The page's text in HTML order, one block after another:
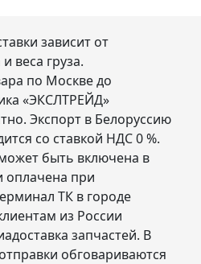
зависит от
веса груза.
по Москве до
«ЭКСЛТРЕЙД»
Экспорт в Белоруссию
со ставкой НДС 0 %.
быть включена в
оплачена при
ТК в городе
из России
запчастей. В
обговариваются